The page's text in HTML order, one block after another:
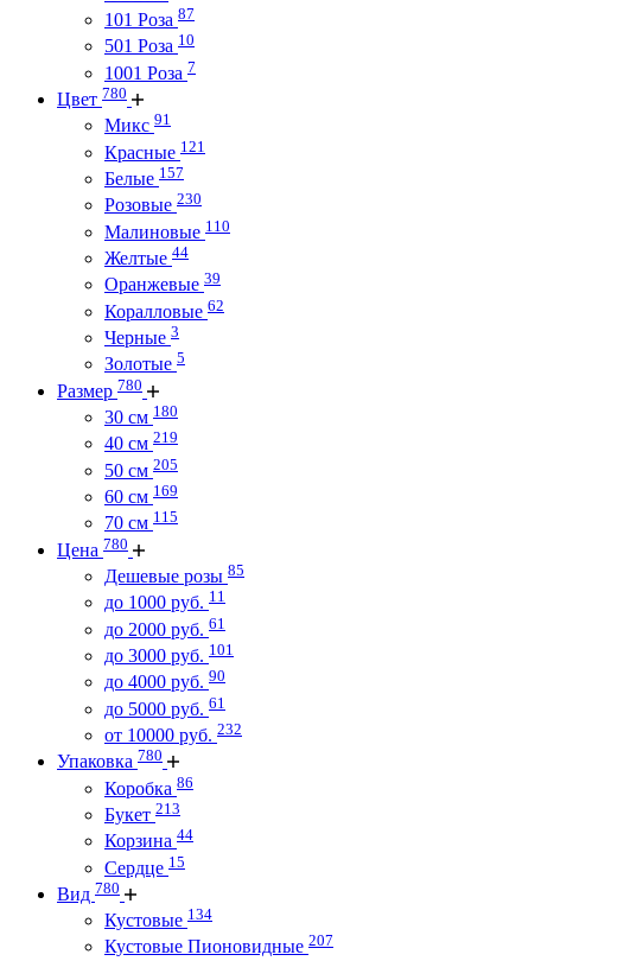
101 Роза 87
501 Роза 10
1001 Роза 7
Цвет 780
Микс 91
Красные 121
Белые 157
Розовые 230
Малиновые 110
Желтые 44
Оранжевые 39
Коралловые 62
Черные 3
Золотые 5
Размер 780
30 см 180
40 см 219
50 см 205
60 см 169
70 см 115
Цена 780
Дешевые розы 85
до 1000 руб. 11
до 2000 руб. 61
до 3000 руб. 101
до 4000 руб. 90
до 5000 руб. 61
от 10000 руб. 232
Упаковка 780
Коробка 86
Букет 213
Корзина 44
Сердце 15
Вид 780
Кустовые 134
Кустовые Пионовидные 207